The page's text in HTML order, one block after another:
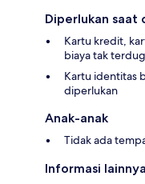
Diperlukan saat
Kartu kredit,
biaya tak
Kartu identitas
diperlukan
Anak-anak
Tidak ada
Informasi lainnya